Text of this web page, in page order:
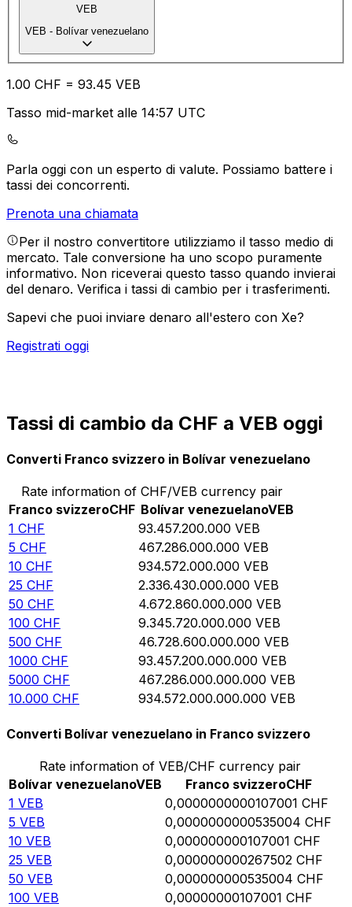
VEB
VEB - Bolívar venezuelano
1.00 CHF = 93.45 VEB
Tasso mid-market alle 14:57 UTC
Parla oggi con un esperto di valute. Possiamo battere i
tassi dei concorrenti.
Prenota una chiamata
Per il nostro convertitore utilizziamo il tasso medio di
mercato. Tale conversione ha uno scopo puramente
informativo. Non riceverai questo tasso quando invierai
del denaro. Verifica i tassi di cambio per i trasferimenti.
Sapevi che puoi inviare denaro all'estero con Xe?
Registrati oggi
Tassi di cambio da CHF a VEB oggi
Converti Franco svizzero in Bolívar venezuelano
Rate information of CHF/VEB currency pair
Franco svizzeroCHF Bolívar venezuelanoVEB
1 CHF 93.457.200.000 VEB
5 CHF 467.286.000.000 VEB
10 CHF 934.572.000.000 VEB
25 CHF 2.336.430.000.000 VEB
50 CHF 4.672.860.000.000 VEB
100 CHF 9.345.720.000.000 VEB
500 CHF 46.728.600.000.000 VEB
1000 CHF 93.457.200.000.000 VEB
5000 CHF 467.286.000.000.000 VEB
10.000 CHF 934.572.000.000.000 VEB
Converti Bolívar venezuelano in Franco svizzero
Rate information of VEB/CHF currency pair
Bolívar venezuelanoVEB Franco svizzeroCHF
1 VEB 0,0000000000107001 CHF
5 VEB 0,0000000000535004 CHF
10 VEB 0,000000000107001 CHF
25 VEB 0,000000000267502 CHF
50 VEB 0,000000000535004 CHF
100 VEB 0,00000000107001 CHF